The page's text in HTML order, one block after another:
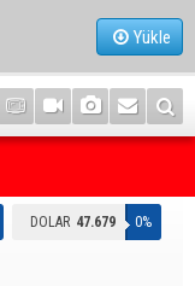
Yükle
DOLAR 47.679 0%